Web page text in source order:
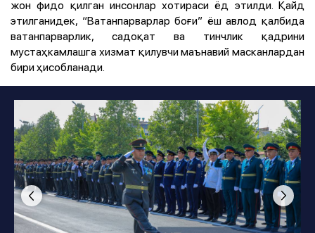
жон фидо қилган инсонлар хотираси ёд этилди. Қайд
этилганидек, “Ватанпарварлар боғи” ёш авлод қалбида
ватанпарварлик, садоқат ва тинчлик қадрини
мустаҳкамлашга хизмат қилувчи маънавий масканлардан
бири ҳисобланади.